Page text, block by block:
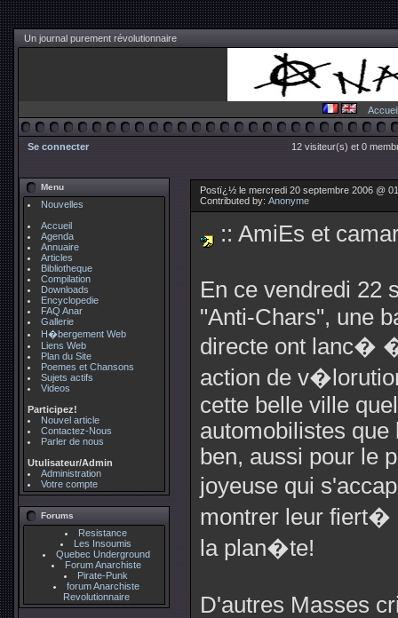
Un journal purement révolutionnaire
Accueil
Se connecter 12 visiteur(s) et 0
Menu
Nouvelles
Accueil
Agenda
Annuaire
Articles
Bibliotheque
Compilation
Downloads
Encyclopedie
FAQ Anar
Gallerie
H�bergement Web
Liens Web
Plan du Site
Poemes et Chansons
Sujets actifs
Videos
Participez!
Nouvel article
Contactez-Nous
Parler de nous
Utulisateur/Admin
Administration
Votre compte
Forums
Resistance
Les Insoumis
Quebec Underground
Forum Anarchiste
Pirate-Punk
forum Anarchiste
Revolutionnaire
Postï¿½ le mercredi 20 septembre 2006 @
Contributed by: Anonyme
:: AmiEs et
En ce vendredi 22
"Anti-Chars", une
directe ont lanc�
action de
cette belle ville
automobilistes
ben, aussi pour le
joyeuse qui
montrer leur fiert�
la plan�te!
D'autres Masses